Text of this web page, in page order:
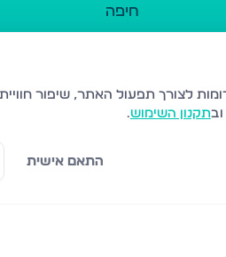
חיפה
נהריה
עמנואל
ובתקנון השימוש.
התאם אישית